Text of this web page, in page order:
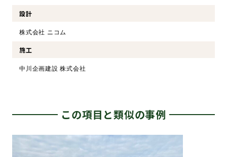
設計
株式会社 ニコム
施工
中川企画建設 株式会社
この項目と類似の事例